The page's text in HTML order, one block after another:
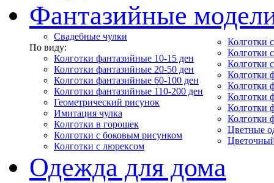
Фантазийные
Свадебные чулки
По виду:
Колготки фантазийные 10-15 ден
Колготки фантазийные 20-50 ден
Колготки фантазийные 60-100 ден
Колготки фантазийные 110-200 ден
Геометрический рисунок
Имитация чулка
Колготки в горошек
Колготки с боковым рисунком
Колготки с люрексом
Колготки
Колготки
Колготки
Колготки
Колготки
Колготки
Колготки
Колготки
Цветные
Одежда для дома